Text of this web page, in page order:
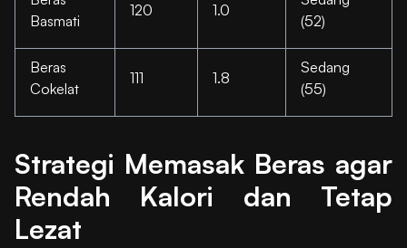
Basmati
120 1.0
(52)
Beras
Cokelat
111 1.8
Sedang
(55)
Strategi Memasak Beras agar
Rendah Kalori dan Tetap
Lezat